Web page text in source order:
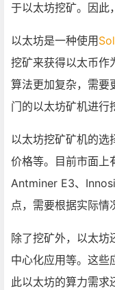
于以太坊挖矿。因此
以太坊是一种使用 Sol
挖矿来获得以太币作
算法更加复杂，需要
门的以太坊矿机进行
以太坊挖矿矿机的选
价格等。目前市面上
Antminer E3、
点，需要根据实际情
除了挖矿外，以太坊
中心化应用等。这些
此以太坊的算力需求